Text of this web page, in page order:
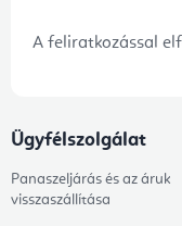
A feliratkozással
Ügyfélszolgálat
Panaszeljárás és az áruk
visszaszállítása